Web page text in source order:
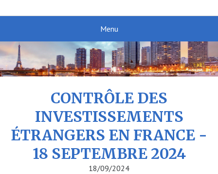
CONTRÔLE DES
INVESTISSEMENTS
ÉTRANGERS EN FRANCE -
18 SEPTEMBRE 2024
18/09/2024